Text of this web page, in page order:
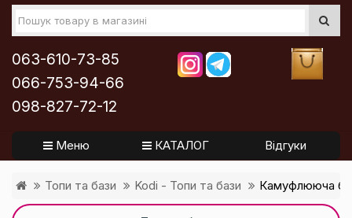
063-610-73-85
066-753-94-66
098-827-72-12
Меню КАТАЛОГ Відгуки
Топи та бази Kodi - Топи та бази Камуфлююча